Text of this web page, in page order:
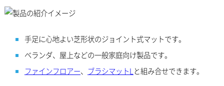
手足に心地よい芝形状のジョイント式マットです。
ベランダ、屋上などの一般家庭向け製品です。
ファインフロアー、 ブラシマットLと組み合せできます。